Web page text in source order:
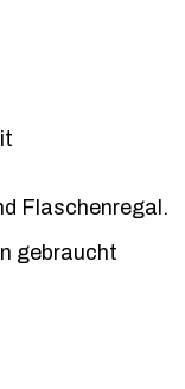
Flaschenregal.
gebraucht